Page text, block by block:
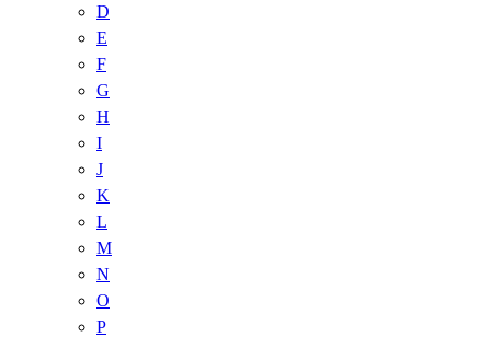
D
E
F
G
H
I
J
K
L
M
N
O
P